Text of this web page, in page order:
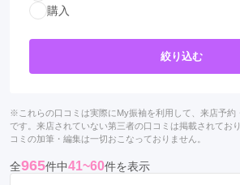
購入
絞り込む
※これらの口コミは実際にMy振袖を利用して、来店予約
です。来店されていない第三者の口コミは掲載されてお
コミの加筆・編集は一切おこなっておりません。
全965件中41~60件を表示